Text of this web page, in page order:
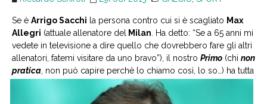
Se è Arrigo Sacchi la persona contro cui si è scagliato Max
Allegri (attuale allenatore del Milan . Ha detto: “Se a 65 anni mi
vedete in televisione a dire quello che dovrebbero fare gli altri
allenatori, fatemi visitare da uno bravo”), il nostro Primo (chi non
pratica , non può capire perchè lo chiamo così, lo so…) ha tutta